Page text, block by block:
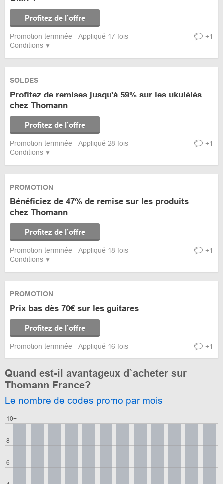
Conditions
Profitez de l’offre
Promotion terminée Appliqué 17 fois +1
Conditions
SOLDES
Profitez de remises jusqu'à 59% sur les ukulélés
chez Thomann
Profitez de l’offre
Promotion terminée Appliqué 28 fois +1
Conditions
PROMOTION
Bénéficiez de 47% de remise sur les produits
chez Thomann
Profitez de l’offre
Promotion terminée Appliqué 18 fois +1
PROMOTION
Prix bas dès 70€ sur les guitares
Profitez de l’offre
Promotion terminée Appliqué 16 fois +1
Quand est-il avantageux d`acheter sur
Thomann France?
Le nombre de codes promo par mois
6
8
10+